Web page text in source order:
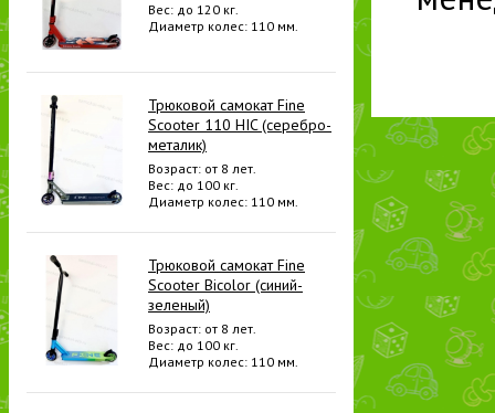
Вес: до 120 кг.
Диаметр колес: 110 мм.
Трюковой самокат Fine
Scooter 110 HIC (серебро-
металик)
Возраст: от 8 лет.
Вес: до 100 кг.
Диаметр колес: 110 мм.
Трюковой самокат Fine
Scooter Bicolor (синий-
зеленый)
Возраст: от 8 лет.
Вес: до 100 кг.
Диаметр колес: 110 мм.